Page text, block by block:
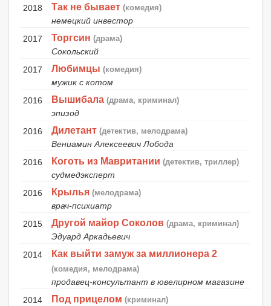
2018
Так не бывает (комедия)
немецкий инвестор
2017
Торгсин (драма)
Сокольский
2017
Любимцы (комедия)
мужик с котом
2016
Вышибала (драма, криминал)
эпизод
2016
Дилетант (детектив, мелодрама)
Вениамин Алексеевич Лобода
2016
Коготь из Мавритании (детектив, триллер)
судмедэксперт
2016
Крылья (мелодрама)
врач-психиатр
2015
Другой майор Соколов (драма, криминал)
Эдуард Аркадьевич
2014
Как выйти замуж за миллионера 2
(комедия, мелодрама)
продавец-консультант в ювелирном магазине
2014
Под прицелом (криминал)